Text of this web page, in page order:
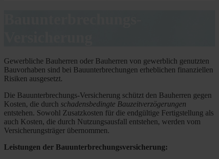
Gewerbliche Bauherren oder Bauherren von gewerblich genutzten
Bauvorhaben sind bei Bauunterbrechungen erheblichen finanziellen
Risiken ausgesetzt.
Die Bauunterbrechungs-Versicherung schützt den Bauherren gegen
Kosten, die durch schadensbedingte Bauzeitverzögerungen
entstehen. Sowohl Zusatzkosten für die endgültige Fertigstellung als
auch Kosten, die durch Nutzungsausfall entstehen, werden vom
Versicherungsträger übernommen.
Leistungen der Bauunterbrechungsversicherung: